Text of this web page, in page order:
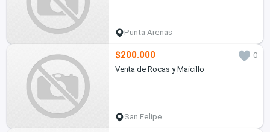
Punta Arenas
$200.000
0
Venta de Rocas y Maicillo
San Felipe